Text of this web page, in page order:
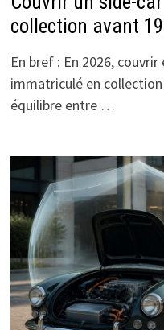
collection avant
En bref : En 2026,
immatriculé en
équilibre entre …